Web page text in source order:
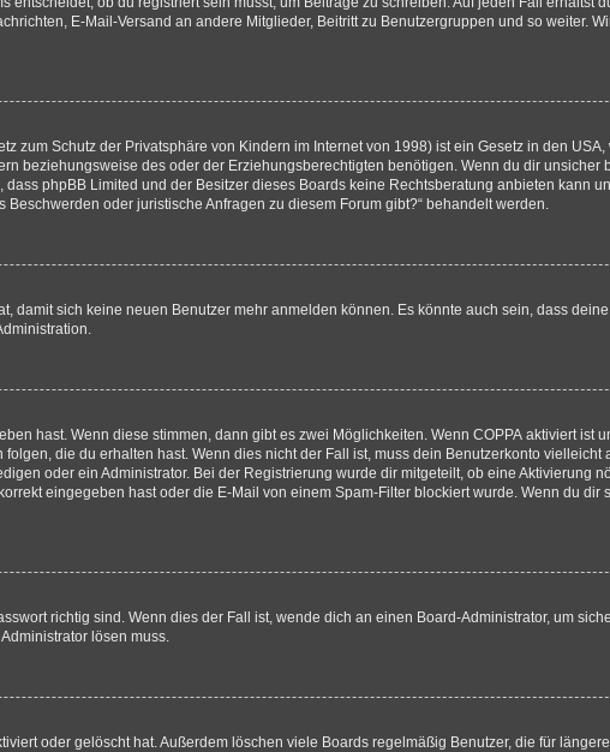
E-Mail-Versand an andere Mitglieder, Beitritt zu Benutzergruppen und so weiter.
zum Schutz der Privatsphäre von Kindern im Internet von 1998) ist ein Gesetz in den
beziehungsweise des oder der Erziehungsberechtigten benötigen. Wenn du dir unsicher
phpBB Limited und der Besitzer dieses Boards keine Rechtsberatung anbieten kann
oder juristische Anfragen zu diesem Forum gibt?“ behandelt werden.
damit sich keine neuen Benutzer mehr anmelden können. Es könnte auch sein, dass
hast. Wenn diese stimmen, dann gibt es zwei Möglichkeiten. Wenn COPPA aktiviert ist
die du erhalten hast. Wenn dies nicht der Fall ist, muss dein Benutzerkonto
oder ein Administrator. Bei der Registrierung wurde dir mitgeteilt, ob eine Aktivierung
eingegeben hast oder die E-Mail von einem Spam-Filter blockiert wurde. Wenn du dir
richtig sind. Wenn dies der Fall ist, wende dich an einen Board-Administrator, um
lösen muss.
oder gelöscht hat. Außerdem löschen viele Boards regelmäßig Benutzer, die für